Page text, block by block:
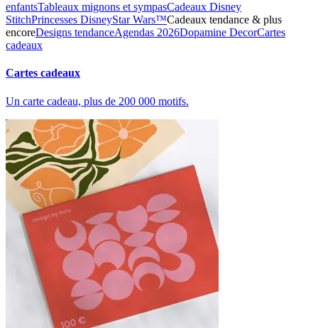
enfantsTableaux mignons et sympasCadeaux Disney
StitchPrincesses DisneyStar Wars™Cadeaux tendance & plus
encoreDesigns tendanceAgendas 2026Dopamine DecorCartes
cadeaux
Cartes cadeaux
Un carte cadeau, plus de 200 000 motifs.